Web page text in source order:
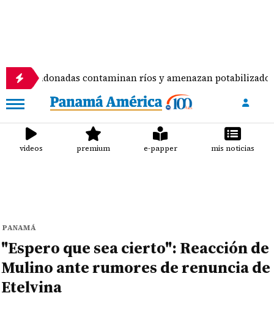
contaminan ríos y amenazan potabilizadora en La
videos premium e-papper mis noticias
PANAMÁ
"Espero que sea cierto": Reacción de
Mulino ante rumores de renuncia de
Etelvina